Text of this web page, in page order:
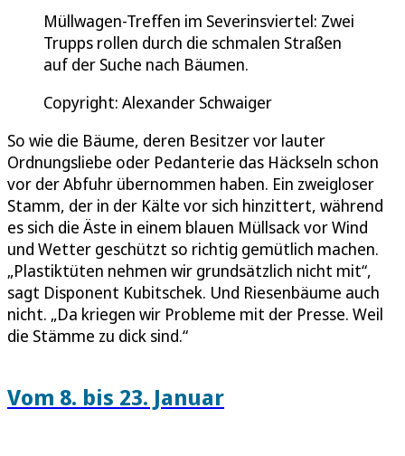
Müllwagen-Treffen im Severinsviertel: Zwei
Trupps rollen durch die schmalen Straßen
auf der Suche nach Bäumen.
Copyright: Alexander Schwaiger
So wie die Bäume, deren Besitzer vor lauter
Ordnungsliebe oder Pedanterie das Häckseln schon
vor der Abfuhr übernommen haben. Ein zweigloser
Stamm, der in der Kälte vor sich hinzittert, während
es sich die Äste in einem blauen Müllsack vor Wind
und Wetter geschützt so richtig gemütlich machen.
„Plastiktüten nehmen wir grundsätzlich nicht mit“,
sagt Disponent Kubitschek. Und Riesenbäume auch
nicht. „Da kriegen wir Probleme mit der Presse. Weil
die Stämme zu dick sind.“
Vom 8. bis 23. Januar